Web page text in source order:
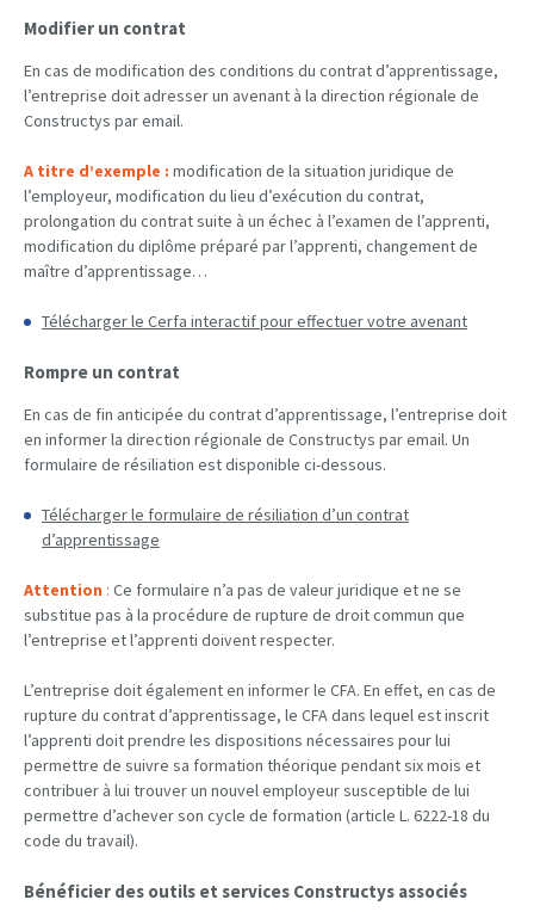
Modifier un contrat
En cas de modification des conditions du contrat d’apprentissage,
l’entreprise doit adresser un avenant à la direction régionale de
Constructys par email.
A titre d’exemple : modification de la situation juridique de
l’employeur, modification du lieu d’exécution du contrat,
prolongation du contrat suite à un échec à l’examen de l’apprenti,
modification du diplôme préparé par l’apprenti, changement de
maître d’apprentissage…
Télécharger le Cerfa interactif pour effectuer votre avenant
Rompre un contrat
En cas de fin anticipée du contrat d’apprentissage, l’entreprise doit
en informer la direction régionale de Constructys par email. Un
formulaire de résiliation est disponible ci-dessous.
Télécharger le formulaire de résiliation d’un contrat
d’apprentissage
Attention : Ce formulaire n’a pas de valeur juridique et ne se
substitue pas à la procédure de rupture de droit commun que
l’entreprise et l’apprenti doivent respecter.
L’entreprise doit également en informer le CFA. En effet, en cas de
rupture du contrat d’apprentissage, le CFA dans lequel est inscrit
l’apprenti doit prendre les dispositions nécessaires pour lui
permettre de suivre sa formation théorique pendant six mois et
contribuer à lui trouver un nouvel employeur susceptible de lui
permettre d’achever son cycle de formation (article L. 6222-18 du
code du travail).
Bénéficier des outils et services Constructys associés